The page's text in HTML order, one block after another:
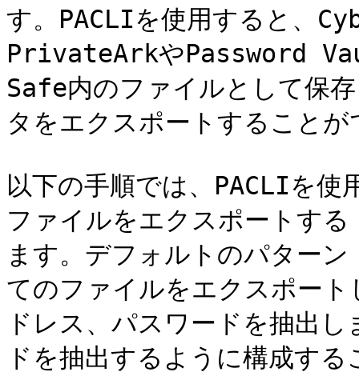
す。PACLIを使用すると、
PrivateArkやPassword
Safe内のファイルとして保
タをエクスポートすることが
以下の手順では、PACLIを
ファイルをエクスポートす
ます。デフォルトのパター
てのファイルをエクスポー
ドレス、パスワードを抽出
ドを抽出するように構成す